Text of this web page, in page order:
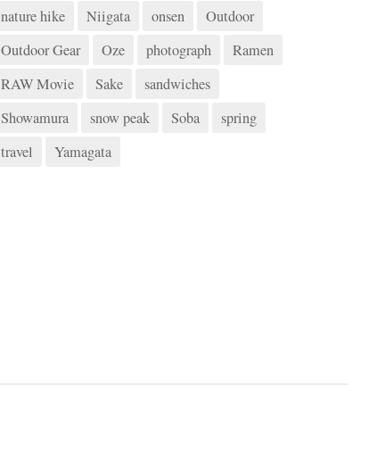
nature hike
Niigata onsen
Outdoor
Outdoor Gear
Oze photograph
Ramen
RAW Movie
Sake
sandwiches
Showamura
snow peak Soba
spring
travel
Yamagata